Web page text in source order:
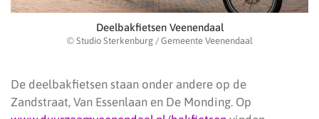
Deelbakfietsen Veenendaal
© Studio Sterkenburg / Gemeente Veenendaal
De deelbakfietsen staan onder andere op de
Zandstraat, Van Essenlaan en De Monding. Op